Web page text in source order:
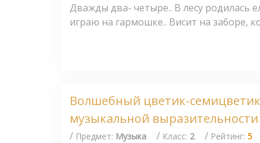
Дважды два- четыре.. В лесу родилась
играю на гармошке.. Висит на заборе,
Волшебный цветик-
музыкальной выразительности
/ Предмет: Музыка / Класс: 2 / Рейтинг: 5